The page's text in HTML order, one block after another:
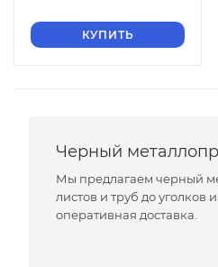
КУПИТЬ
Черный
Мы предлагаем черный
листов и труб до уголков
оперативная доставка.